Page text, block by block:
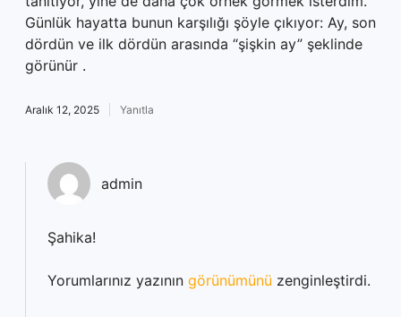
Günlük hayatta bunun karşılığı şöyle çıkıyor: Ay, son
dördün ve ilk dördün arasında “şişkin ay” şeklinde
görünür .
Aralık 12, 2025 Yanıtla
admin
Şahika!
Yorumlarınız yazının görünümünü zenginleştirdi.